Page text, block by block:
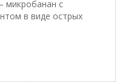
микробанан с
в виде острых